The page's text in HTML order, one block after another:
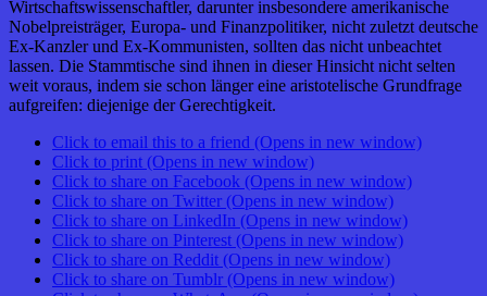
Wirtschaftswissenschaftler, darunter insbesondere amerikanische
Nobelpreisträger, Europa- und Finanzpolitiker, nicht zuletzt deutsche
Ex-Kanzler und Ex-Kommunisten, sollten das nicht unbeachtet
lassen. Die Stammtische sind ihnen in dieser Hinsicht nicht selten
weit voraus, indem sie schon länger eine aristotelische Grundfrage
aufgreifen: diejenige der Gerechtigkeit.
Click to email this to a friend (Opens in new window)
Click to print (Opens in new window)
Click to share on Facebook (Opens in new window)
Click to share on Twitter (Opens in new window)
Click to share on LinkedIn (Opens in new window)
Click to share on Pinterest (Opens in new window)
Click to share on Reddit (Opens in new window)
Click to share on Tumblr (Opens in new window)